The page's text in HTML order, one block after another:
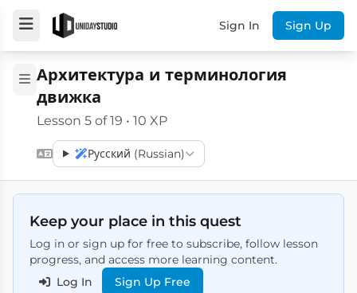
Sign In Sign Up
Архитектура и терминология
движка
Lesson 5 of 19 • 10 XP
Русский (Russian)
Keep your place in this quest
Log in or sign up for free to subscribe, follow lesson
progress, and access more learning content.
Log In
Sign Up Free